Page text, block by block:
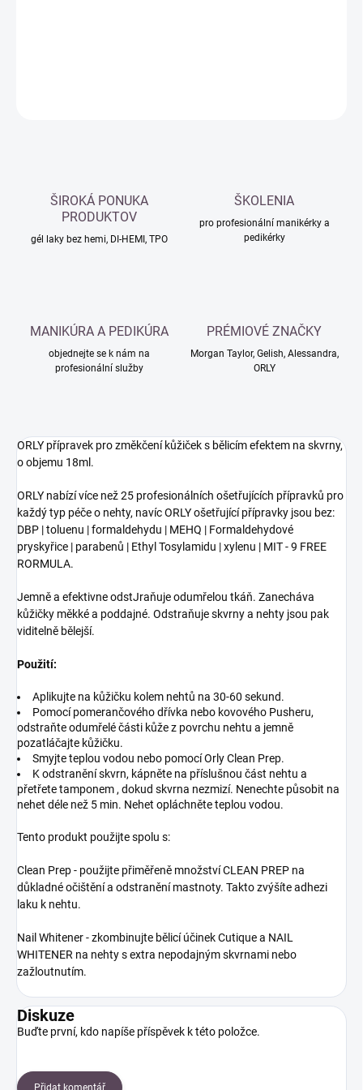
ŠIROKÁ PONUKA
PRODUKTOV
gél laky bez hemi, DI-HEMI, TPO
ŠKOLENIA
pro profesionální manikérky a
pedikérky
MANIKÚRA A PEDIKÚRA
objednejte se k nám na
profesionální služby
PRÉMIOVÉ ZNAČKY
Morgan Taylor, Gelish, Alessandra,
ORLY
ORLY přípravek pro změkčení kůžiček s bělicím efektem na skvrny,
o objemu 18ml.
ORLY nabízí více než 25 profesionálních ošetřujících přípravků pro
každý typ péče o nehty, navíc ORLY ošetřující přípravky jsou bez:
DBP | toluenu | formaldehydu | MEHQ | Formaldehydové
pryskyřice | parabenů | Ethyl Tosylamidu | xylenu | MIT - 9 FREE
RORMULA.
Jemně a efektivne odstJraňuje odumřelou tkáň. Zanecháva
kůžičky měkké a poddajné. Odstraňuje skvrny a nehty jsou pak
viditelně bělejší.
Použití:
Aplikujte na kůžičku kolem nehtů na 30-60 sekund.
Pomocí pomerančového dřívka nebo kovového Pusheru,
odstraňte odumřelé části kůže z povrchu nehtu a jemně
pozatláčajte kůžičku.
Smyjte teplou vodou nebo pomocí Orly Clean Prep.
K odstranění skvrn, kápněte na příslušnou část nehtu a
přetřete tamponem , dokud skvrna nezmizí. Nenechte působit na
nehet déle než 5 min. Nehet opláchněte teplou vodou.
Tento produkt použijte spolu s:
Clean Prep - použijte přiměřeně množství CLEAN PREP na
důkladné očištění a odstranění mastnoty. Takto zvýšíte adhezi
laku k nehtu.
Nail Whitener - zkombinujte bělicí účinek Cutique a NAIL
WHITENER na nehty s extra nepodajným skvrnami nebo
zažloutnutím.
Diskuze
Buďte první, kdo napíše příspěvek k této položce.